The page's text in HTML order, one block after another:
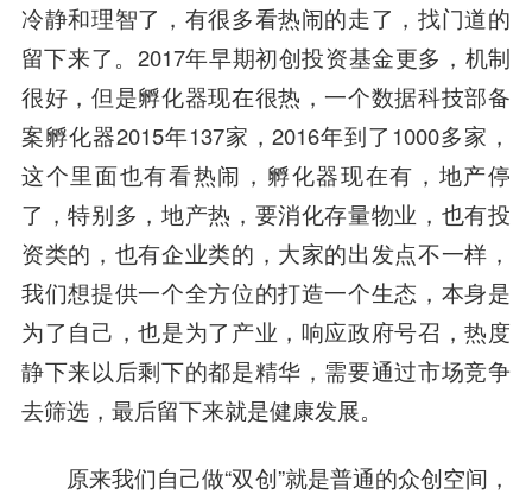
冷静和理智了，有很多看热闹的走了，找门道的
留下来了。2017年早期初创投资基金更多，机制
很好，但是孵化器现在很热，一个数据科技部备
案孵化器2015年137家，2016年到了1000多家，
这个里面也有看热闹，孵化器现在有，地产停
了，特别多，地产热，要消化存量物业，也有投
资类的，也有企业类的，大家的出发点不一样，
我们想提供一个全方位的打造一个生态，本身是
为了自己，也是为了产业，响应政府号召，热度
静下来以后剩下的都是精华，需要通过市场竞争
去筛选，最后留下来就是健康发展。
原来我们自己做“双创”就是普通的众创空间，